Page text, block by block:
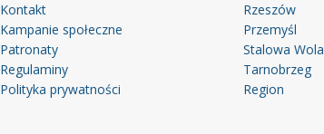
Kontakt
Kampanie społeczne
Patronaty
Regulaminy
Polityka prywatności
Rzeszów
Przemyśl
Stalowa Wola
Tarnobrzeg
Region